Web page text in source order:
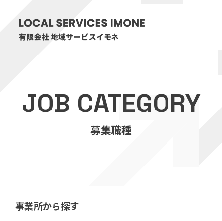
医療・介護事業
訪問看護リハビリステーション癒々
福祉用具プランナー癒々
JOB CATEGORY
募集職種
事業所から探す